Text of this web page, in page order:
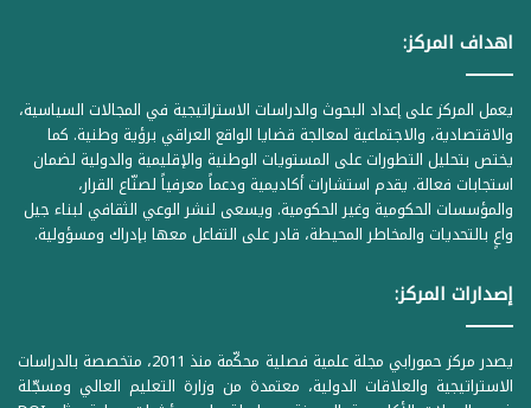
اهداف المركز:
يعمل المركز على إعداد البحوث والدراسات الاستراتيجية في المجالات السياسية،
والاقتصادية، والاجتماعية لمعالجة قضايا الواقع العراقي برؤية وطنية. كما
يختص بتحليل التطورات على المستويات الوطنية والإقليمية والدولية لضمان
استجابات فعالة. يقدم استشارات أكاديمية ودعماً معرفياً لصنّاع القرار،
والمؤسسات الحكومية وغير الحكومية. ويسعى لنشر الوعي الثقافي لبناء جيل
واعٍ بالتحديات والمخاطر المحيطة، قادر على التفاعل معها بإدراك ومسؤولية.
إصدارات المركز:
يصدر مركز حمورابي مجلة علمية فصلية محكّمة منذ 2011، متخصصة بالدراسات
الاستراتيجية والعلاقات الدولية، معتمدة من وزارة التعليم العالي ومسجّلة